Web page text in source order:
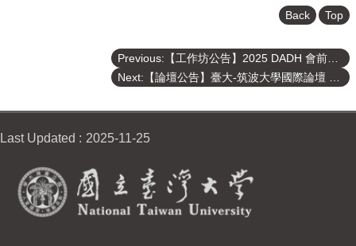
Back Top
Previous:【工作坊公告】2025 DADH 會前工作坊 11月27日地圖人工智慧（Map AI）
Next:【論壇公告】臺大-筑波大學國際論壇 «HRI Research for Elderly Wellbeing»
Last Updated 2025-11-25